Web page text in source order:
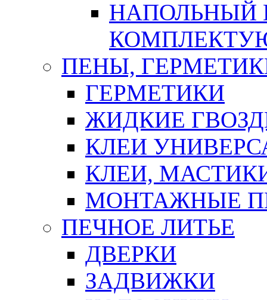
НАПОЛЬНЫЙ
ПЕНЫ,
ГЕРМЕТИКИ
ЖИДКИЕ
КЛЕИ
КЛЕИ,
МОНТАЖНЫЕ
ПЕЧНОЕ ЛИТЬЕ
ДВЕРКИ
ЗАДВИЖКИ